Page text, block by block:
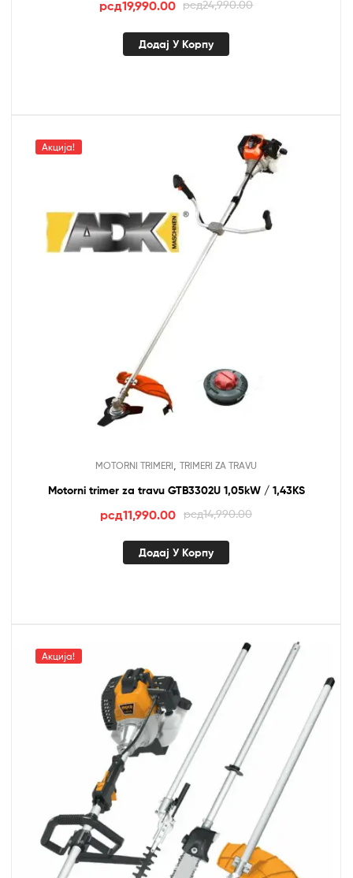
рсд24,990.00
Оригинална
је
рсд19,990.00Тренутна
је:
Додај У Корпу
Акција!
MOTORNI TRIMERI TRIMERI ZA TRAVU
Motorni trimer za travu GTB3302U 1,05kW / 1,43KS
рсд14,990.00
Оригинална
је
рсд11,990.00Тренутна
је:
Додај У Корпу
Акција!